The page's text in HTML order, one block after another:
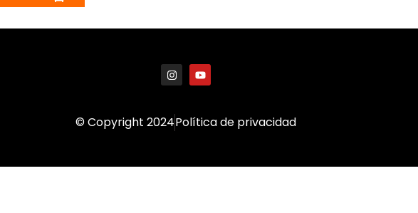
© Copyright 2024Política de privacidad